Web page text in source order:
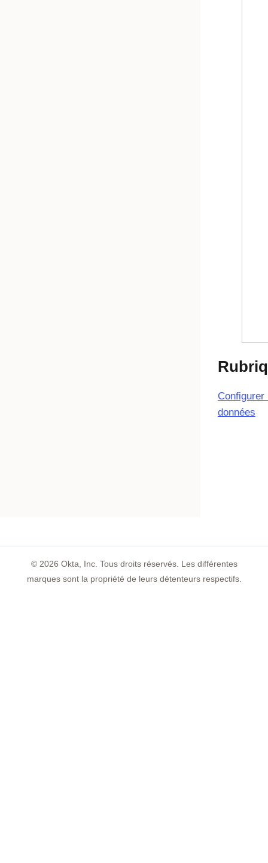
Configurer
données
© 2026 Okta, Inc. Tous droits réservés. Les différentes
marques sont la propriété de leurs détenteurs respectifs.